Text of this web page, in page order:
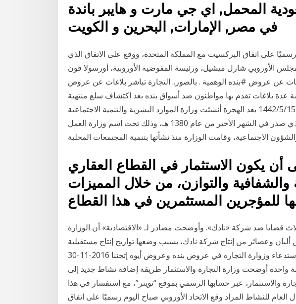
المحمل, اي جي مارت و هايبر باندة
في مصر, الإمارات, البحرين و الكويت
رسميًا على اتفاق البركسيت مع المملكة المتحدة، ووقع على الاتفاق الذي
الأوروبي شارل ميشيل، ورئيسة المفوضية الأوروبية، أورسولا فون
عن عروض #بنده الوهمية . بالصور.. التجارة تباشر بلاغات عن عروض
عدة بلاغات تقدم بها مواطنون ضد أسواق بنده بعد اكتشاف سلع منتهية
الصلاحية. 11‏‏/1‏‏/1439 بعد الهجرة 15‏‏/5‏‏/1442 بعد الهجرة أنشئت وزارة الموارد البشرية والتنمية الاجتماعية
بموجب المرسوم الملكي الكريم الذي صدر في الشهر الأخير من عام 1380 هـ، وذلك تحت اسم وزارة العمل
الاجتماعية، وقامت الوزارة منذ نشأتها بتنمية المجتمعات المحلية
أن يكون الاستثمار في القطاع العقاري
والشفافية والتوازن، من خلال المميزات
قضايا ضد شركة «نادك». وأوضحت مصادر لـ «الاقتصادية» أن الوزارة
عبوة ما بين ألبان وعصائر من إنتاج شركة نادك، بسبب وضعها تواريخ إنتاج مستقبلية
للمرة الثالثة رغم تحذير بنده توضح إستدعاء وزوارة التجاره في عروض بنده وعروض أيوه إتجننا 2016-11-30
: 2016-12-04 7 دقيقة واحدة أوضحت وزارة التجارة والاستثمار طريقة إضافة نشاط جديد إلى
والاستثمار، عبر حسابها الرسمي بموقع “تويتر”، مع استفسار في هذا
للنشاط المراد وقع الاتحاد الأوروبي صباح اليوم رسميًا على اتفاق